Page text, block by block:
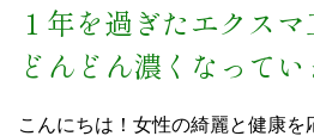
１年を過ぎたエクスマ
どんどん濃くなってい
こんにちは！女性の綺麗と健康